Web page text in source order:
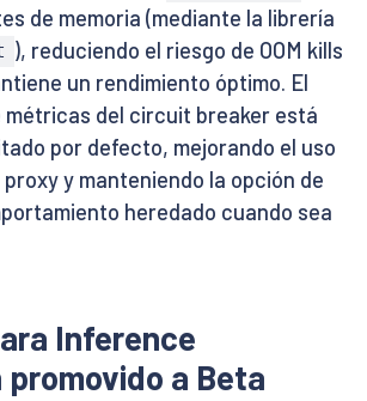
de memoria (mediante la librería
), reduciendo el riesgo de OOM kills
un rendimiento óptimo. El
métricas del circuit breaker está
por defecto, mejorando el uso
y manteniendo la opción de
heredado cuando sea
Inference
a Beta